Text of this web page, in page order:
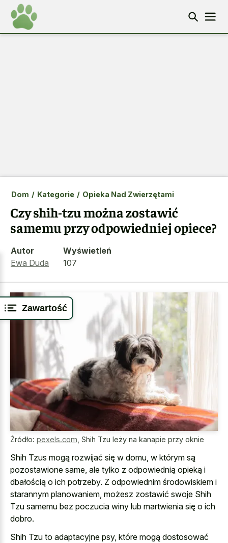
Zawartość
Dom / Kategorie / Opieka Nad Zwierzętami
Czy shih-tzu można zostawić
samemu przy odpowiedniej opiece?
Autor
Ewa Duda
Wyświetleń
107
Źródło: pexels.com Shih Tzu leży na kanapie przy oknie
Shih Tzus mogą rozwijać się w domu, w którym są
pozostawione same, ale tylko z odpowiednią opieką i
dbałością o ich potrzeby. Z odpowiednim środowiskiem i
starannym planowaniem, możesz zostawić swoje Shih
Tzu samemu bez poczucia winy lub martwienia się o ich
dobro.
Shih Tzu to adaptacyjne psy, które mogą dostosować